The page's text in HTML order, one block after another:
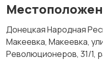
Донецкая Народная
Макеевка, Макеевка,
Революционеров, 31/1,